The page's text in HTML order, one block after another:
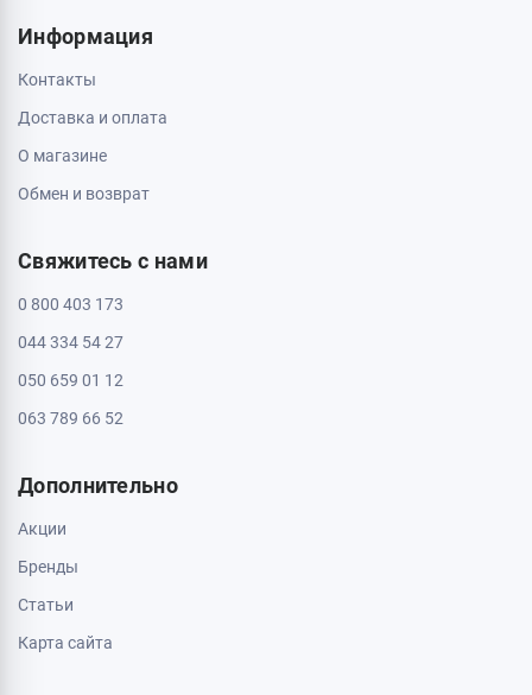
Информация
Контакты
Доставка и оплата
О магазине
Обмен и возврат
Свяжитесь с нами
0 800 403 173
044 334 54 27
050 659 01 12
063 789 66 52
Дополнительно
Акции
Бренды
Статьи
Карта сайта